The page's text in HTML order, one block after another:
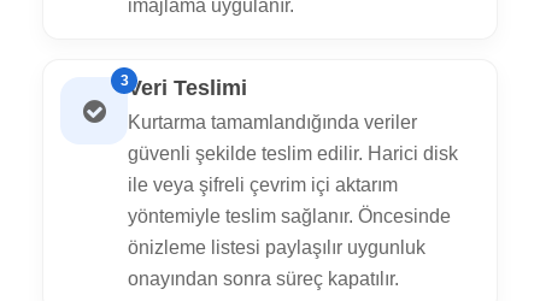
imajlama uygulanır.
3Veri Teslimi
Kurtarma tamamlandığında veriler
güvenli şekilde teslim edilir. Harici disk
ile veya şifreli çevrim içi aktarım
yöntemiyle teslim sağlanır. Öncesinde
önizleme listesi paylaşılır uygunluk
onayından sonra süreç kapatılır.